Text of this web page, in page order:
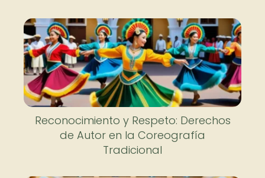
Reconocimiento y Respeto: Derechos
de Autor en la Coreografía
Tradicional